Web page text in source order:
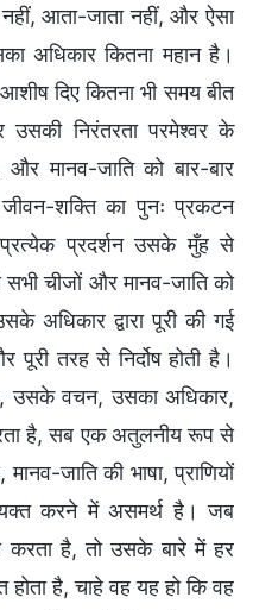
आता-जाता नहीं, और ऐसा
अधिकार कितना महान है।
आशीष दिए कितना भी समय बीत
निरंतरता परमेश्वर के
और मानव-जाति को बार-बार
शक्ति का पुनः प्रकटन
प्रदर्शन उसके मुँह से
सभी चीजों और मानव-जाति को
अधिकार द्वारा पूरी की गई
तरह से निर्दोष होती है।
उसके वचन, उसका अधिकार,
है, सब एक अतुलनीय रूप से
जाति की भाषा, प्राणियों
करने में असमर्थ है। जब
करता है, तो उसके बारे में हर
होता है, चाहे वह यह हो कि वह